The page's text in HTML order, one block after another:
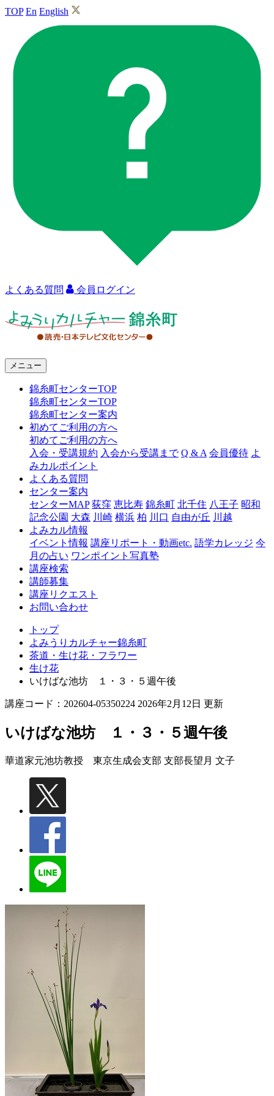
TOP En English
よくある質問 会員ログイン
ャ
糸
メニュー
錦糸町センターTOP
錦糸町センターTOP
錦糸町センター案内
初めてご利用の方へ
初めてご利用の方へ
入会・受講規約 入会から受講まで Q & A 会員優待 よ
みカルポイント
よくある質問
センター案内
センターMAP 荻窪 恵比寿 錦糸町 北千住 八王子 昭和
記念公園 大森 川崎 横浜 柏 川口 自由が丘 川越
よみカル情報
イベント情報 講座リポート・動画etc. 語学カレッジ 今
月の占い ワンポイント写真塾
講座検索
講師募集
講座リクエスト
お問い合わせ
トップ
よみうりカルチャー錦糸町
茶道・生け花・フラワー
生け花
いけばな池坊 １・３・５週午後
講座コード：202604-05350224 2026年2月12日 更新
いけばな池坊 １・３・５週午後
華道家元池坊教授 東京生成会支部 支部長望月 文子